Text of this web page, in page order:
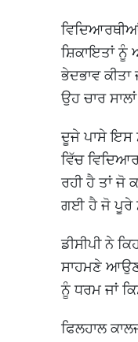
ਸ਼ਿਕਾਇਤਾਂ ਨੂੰ
ਭੇਦਭਾਵ
ਉਹ ਚਾਰ
ਦੂਜੇ ਪਾਸੇ ਇਸ
ਵਿੱਚ
ਰਹੀ ਹੈ ਤਾਂ ਜੋ
ਗਈ ਹੈ ਜੋ ਪੂਰੇ
ਡੀਸੀਪੀ ਨੇ
ਸਾਹਮਣੇ
ਨੂੰ ਧਰਮ ਜਾਂ
ਫਿਲਹਾਲ